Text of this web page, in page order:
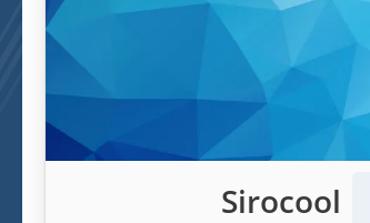
Sirocool